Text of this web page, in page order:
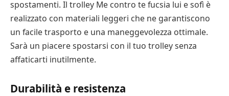
spostamenti. Il trolley Me contro te fucsia lui e sofì è
realizzato con materiali leggeri che ne garantiscono
un facile trasporto e una maneggevolezza ottimale.
Sarà un piacere spostarsi con il tuo trolley senza
affaticarti inutilmente.
Durabilità e resistenza